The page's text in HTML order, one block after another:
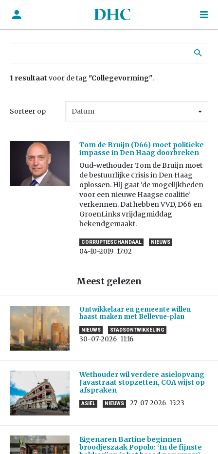
1 resultaat voor de tag "Collegevorming".
Sorteer op
Tom de Bruijn (D66) moet politieke
impasse in Den Haag doorbreken
Oud-wethouder Tom de Bruijn moet
de bestuurlijke crisis in Den Haag
oplossen. Hij gaat ‘de mogelijkheden
voor een nieuwe Haagse coalitie’
verkennen. Dat hebben VVD, D66 en
GroenLinks vrijdagmiddag
bekendgemaakt.
CORRUPTIESCHANDAAL NIEUWS
04-10-2019 17:02
Meest gelezen
Ontwikkelaar en gemeente willen
haast maken met Bellevue-plan
NIEUWS STADSONTWIKKELING
30-07-2026 11:16
Wethouder wil verdere asielopvang
Javastraat stopzetten, COA wijst op
afspraken
ASIEL NIEUWS 27-07-2026 15:23
Eigenaren Bartine beginnen
broodjeszaak Popolo: ‘In de fijnste